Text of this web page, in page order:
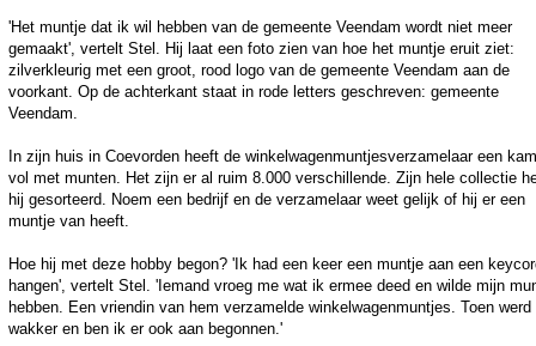
'Het muntje dat ik wil hebben van de gemeente Veendam wordt niet meer
gemaakt', vertelt Stel. Hij laat een foto zien van hoe het muntje eruit ziet:
zilverkleurig met een groot, rood logo van de gemeente Veendam aan de
voorkant. Op de achterkant staat in rode letters geschreven: gemeente
Veendam.
In zijn huis in Coevorden heeft de winkelwagenmuntjesverzamelaar een
vol met munten. Het zijn er al ruim 8.000 verschillende. Zijn hele collectie
hij gesorteerd. Noem een bedrijf en de verzamelaar weet gelijk of hij er een
muntje van heeft.
Hoe hij met deze hobby begon? 'Ik had een keer een muntje aan een
hangen', vertelt Stel. 'Iemand vroeg me wat ik ermee deed en wilde mijn
hebben. Een vriendin van hem verzamelde winkelwagenmuntjes. Toen werd
wakker en ben ik er ook aan begonnen.'